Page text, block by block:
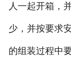
人一起开箱，
少，并按要求
的组装过程中